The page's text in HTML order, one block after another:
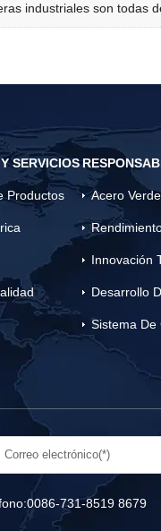
industriales son todas
SERVICIOS
Productos Acero Verde
Innovación
Desarrollo
Sistema De
0086-731-8519 8679